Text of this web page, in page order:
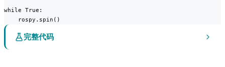
while True:
    rospy.spin()
完整代码